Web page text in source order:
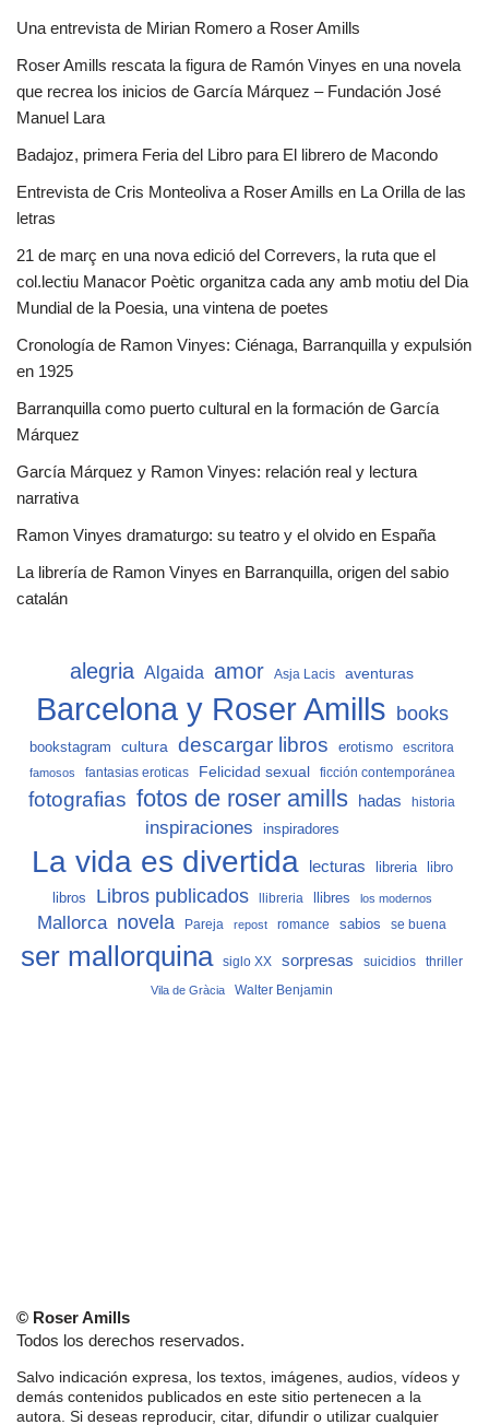
Una entrevista de Mirian Romero a Roser Amills
Roser Amills rescata la figura de Ramón Vinyes en una novela
que recrea los inicios de García Márquez – Fundación José
Manuel Lara
Badajoz, primera Feria del Libro para El librero de Macondo
Entrevista de Cris Monteoliva a Roser Amills en La Orilla de las
letras
21 de març en una nova edició del Correvers, la ruta que el
col.lectiu Manacor Poètic organitza cada any amb motiu del Dia
Mundial de la Poesia, una vintena de poetes
Cronología de Ramon Vinyes: Ciénaga, Barranquilla y expulsión
en 1925
Barranquilla como puerto cultural en la formación de García
Márquez
García Márquez y Ramon Vinyes: relación real y lectura
narrativa
Ramon Vinyes dramaturgo: su teatro y el olvido en España
La librería de Ramon Vinyes en Barranquilla, origen del sabio
catalán
alegria Algaida amor Asja Lacis aventuras
Barcelona y Roser Amills books
bookstagram cultura descargar libros erotismo escritora
famosos fantasias eroticas Felicidad sexual ficción contemporánea
fotografias fotos de roser amills hadas historia
inspiraciones inspiradores
La vida es divertida lecturas libreria
libro
libros
Libros publicados llibreria llibres los modernos
Mallorca novela Pareja repost romance sabios se buena
ser mallorquina siglo XX sorpresas suicidios thriller
Vila de Gràcia Walter Benjamin
© Roser Amills
Todos los derechos reservados.
Salvo indicación expresa, los textos, imágenes, audios, vídeos y
demás contenidos publicados en este sitio pertenecen a la
autora. Si deseas reproducir, citar, difundir o utilizar cualquier